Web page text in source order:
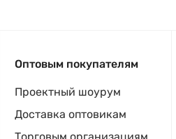
Оптовым покупателям
Проектный шоурум
Доставка оптовикам